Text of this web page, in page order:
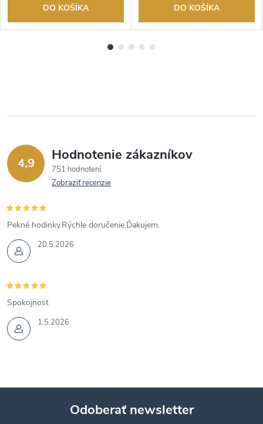
DO KOŠÍKA DO KOŠÍKA
4,9 Hodnotenie zákazníkov
751 hodnotení
Zobraziť recenzie
20.5.2026
Pekné hodinky.Rýchle doručenie.Ďakujem.
1.5.2026
Spokojnost
Odoberať newsletter